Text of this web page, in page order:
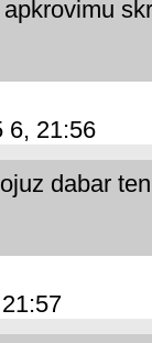
6, 21:56
dabar